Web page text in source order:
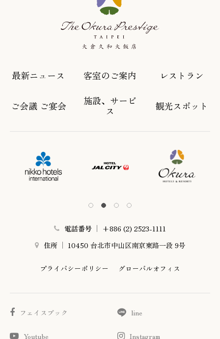
最新ニュース 客室のご案内 レストラン
ご会議 ご宴会
施設、サービ
ス
観光スポット
電話番号
+886 (2) 2523-1111
住所
10450 台北市中山区南京東路一段 9号
プライバシーポリシー グローバルオフィス
フェイスブック line
Youtube Instagram